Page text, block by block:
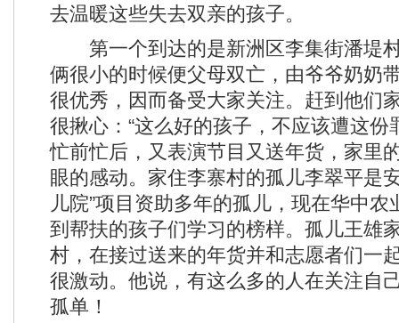
去温暖这些失去双亲的孩子。
第一个到达的是新洲区李集街潘堤
俩很小的时候便父母双亡，由爷爷奶奶
很优秀，因而备受大家关注。赶到他们
很揪心：“这么好的孩子，不应该遭这份
忙前忙后，又表演节目又送年货，家里
眼的感动。家住李寨村的孤儿李翠平是
儿院”项目资助多年的孤儿，现在华中
到帮扶的孩子们学习的榜样。孤儿王雄
村，在接过送来的年货并和志愿者们一
很激动。他说，有这么多的人在关注自
孤单！